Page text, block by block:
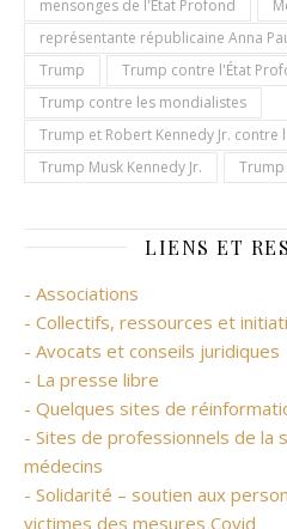
mensonges de l'État Profond
représentante républicaine Anna
Trump
Trump contre l'État
Trump contre les mondialistes
Trump et Robert Kennedy Jr. contre
Trump Musk Kennedy Jr.
LIENS ET
- Associations
- Collectifs, ressources et
- Avocats et conseils juridiques
- La presse libre
- Quelques sites de
- Sites de professionnels de la
médecins
- Solidarité – soutien aux
victimes des mesures Covid